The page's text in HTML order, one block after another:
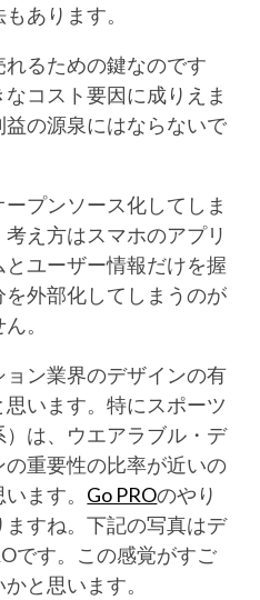
あります。
るための鍵なのです
コスト要因に成りえま
の源泉にはならないで
プンソース化してしま
え方はスマホのアプリ
ユーザー情報だけを握
外部化してしまうのが
。
ン業界のデザインの有
います。特にスポーツ
は、ウエアラブル・デ
重要性の比率が近いの
ます。 Go PROのやり
すね。下記の写真はデ
です。この感覚がすご
と思います。